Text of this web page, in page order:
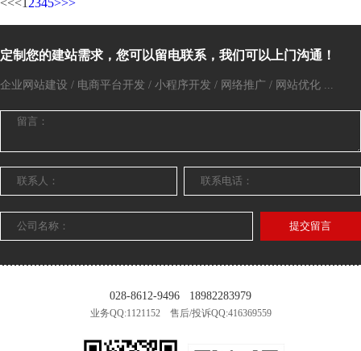
<<<1 2345>>>
定制您的建站需求，您可以留电联系，我们可以上门沟通！
企业网站建设 / 电商平台开发 / 小程序开发 / 网络推广 / 网站优化 ...
提交留言
028-8612-9496 18982283979
业务QQ:1121152 售后/投诉QQ:416369559